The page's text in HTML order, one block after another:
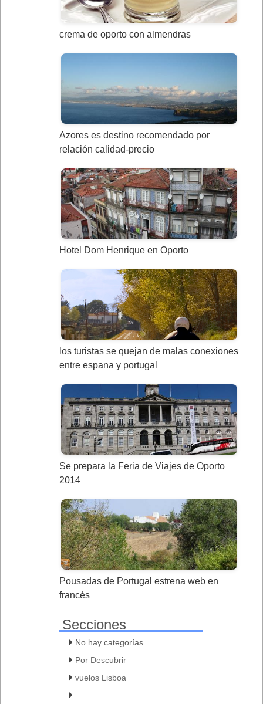
crema de oporto con almendras
Azores es destino recomendado por
relación calidad-precio
Hotel Dom Henrique en Oporto
los turistas se quejan de malas conexiones
entre espana y portugal
Se prepara la Feria de Viajes de Oporto
2014
Pousadas de Portugal estrena web en
francés
Secciones
No hay categorías
Por Descubrir
vuelos Lisboa